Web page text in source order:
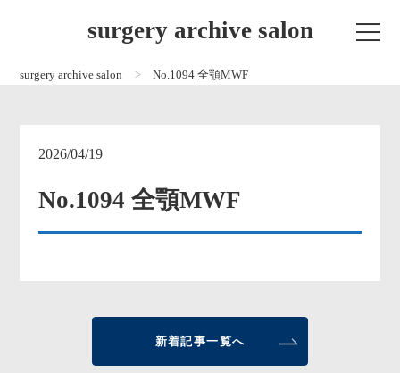
surgery archive salon
surgery archive salon No.1094 全顎MWF
2026/04/19
No.1094 全顎MWF
新着記事一覧へ